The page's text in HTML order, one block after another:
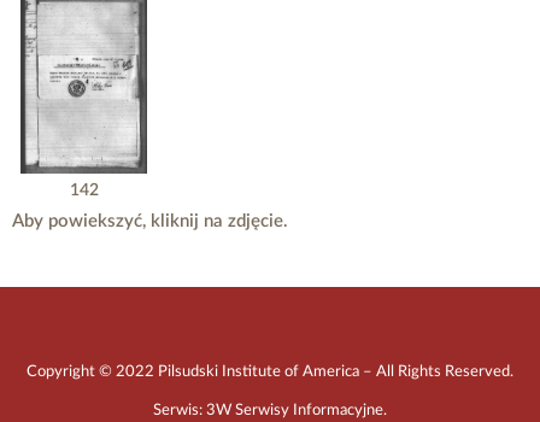
142
Aby powiekszyć, kliknij na zdjęcie.
Copyright © 2022 Pilsudski Institute of America – All Rights Reserved.
Serwis: 3W Serwisy Informacyjne.